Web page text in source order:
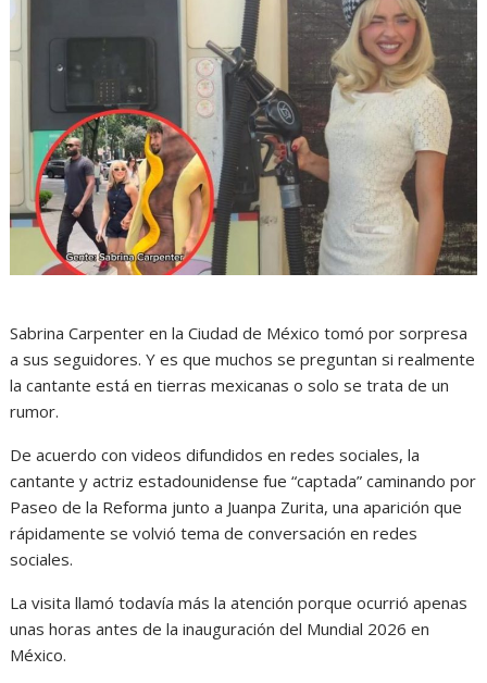
Sabrina Carpenter en la Ciudad de México tomó por sorpresa
a sus seguidores. Y es que muchos se preguntan si realmente
la cantante está en tierras mexicanas o solo se trata de un
rumor.
De acuerdo con videos difundidos en redes sociales, la
cantante y actriz estadounidense fue “captada” caminando por
Paseo de la Reforma junto a Juanpa Zurita, una aparición que
rápidamente se volvió tema de conversación en redes
sociales.
La visita llamó todavía más la atención porque ocurrió apenas
unas horas antes de la inauguración del Mundial 2026 en
México.